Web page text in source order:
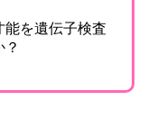
能を遺伝子検査